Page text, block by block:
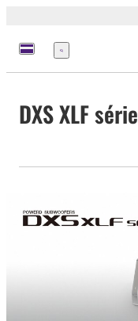
Nabídka
DXS XLF série